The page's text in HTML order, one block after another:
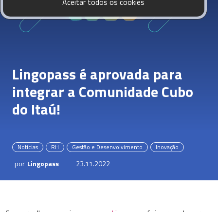
Lingopass é aprovada para
integrar a Comunidade Cubo
do Itaú!
Notícias RH Gestão e Desenvolvimento Inovação
por Lingopass 23.11.2022